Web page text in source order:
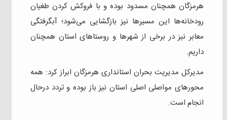
هرمزگان همچنان مسدود بوده و با فروکش کردن طغیان
رودخانه‌ها این مسیرها نیز بازگشایی می‌شود؛ آبگرفتگی
معابر نیز در برخی از شهرها و روستاهای استان همچنان
داریم.
مدیرکل مدیریت بحران استانداری هرمزگان ابراز کرد: همه
محورهای مواصلی اصلی استان نیز باز بوده و تردد درحال
انجام است.